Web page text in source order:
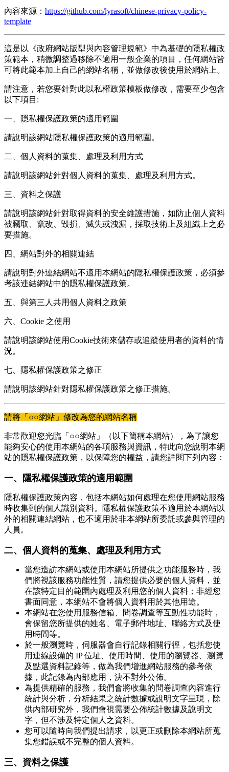
內容來源： https://github.com/lyrasoft/chinese-privacy-policy-
template
這是以《政府網站版型與內容管理規範》中為基礎的隱私權政
策範本，稍微調整過移除不適用一般企業的項目，任何網站皆
可將此範本加上自己的網站名稱，並做修改後使用於網站上。
請注意，若您要針對此以私權政策模板做修改，需要至少包含
以下項目:
一、隱私權保護政策的適用範圍
請說明該網站隱私權保護政策的適用範圍。
二、個人資料的蒐集、處理及利用方式
請說明該網站針對個人資料的蒐集、處理及利用方式。
三、資料之保護
請說明該網站針對取得資料的安全維護措施，如防止個人資料
被竊取、竄改、毀損、滅失或洩漏，採取技術上及組織上之必
要措施。
四、網站對外的相關連結
請說明對外連結網站不適用本網站的隱私權保護政策，必須參
考該連結網站中的隱私權保護政策。
五、與第三人共用個人資料之政策
六、Cookie 之使用
請說明該網站使用Cookie技術來儲存或追蹤使用者的資料的情
況。
七、隱私權保護政策之修正
請說明該網站針對隱私權保護政策之修正措施。
請將「○○網站」修改為您的網站名稱
非常歡迎您光臨「○○網站」（以下簡稱本網站），為了讓您
能夠安心的使用本網站的各項服務與資訊，特此向您說明本網
站的隱私權保護政策，以保障您的權益，請您詳閱下列內容：
一、隱私權保護政策的適用範圍
隱私權保護政策內容，包括本網站如何處理在您使用網站服務
時收集到的個人識別資料。隱私權保護政策不適用於本網站以
外的相關連結網站，也不適用於非本網站所委託或參與管理的
人員。
二、個人資料的蒐集、處理及利用方式
當您造訪本網站或使用本網站所提供之功能服務時，我
們將視該服務功能性質，請您提供必要的個人資料，並
在該特定目的範圍內處理及利用您的個人資料；非經您
書面同意，本網站不會將個人資料用於其他用途。
本網站在您使用服務信箱、問卷調查等互動性功能時，
會保留您所提供的姓名、電子郵件地址、聯絡方式及使
用時間等。
於一般瀏覽時，伺服器會自行記錄相關行徑，包括您使
用連線設備的 IP 位址、使用時間、使用的瀏覽器、瀏覽
及點選資料記錄等，做為我們增進網站服務的參考依
據，此記錄為內部應用，決不對外公佈。
為提供精確的服務，我們會將收集的問卷調查內容進行
統計與分析，分析結果之統計數據或說明文字呈現，除
供內部研究外，我們會視需要公佈統計數據及說明文
字，但不涉及特定個人之資料。
您可以隨時向我們提出請求，以更正或刪除本網站所蒐
集您錯誤或不完整的個人資料。
三、資料之保護